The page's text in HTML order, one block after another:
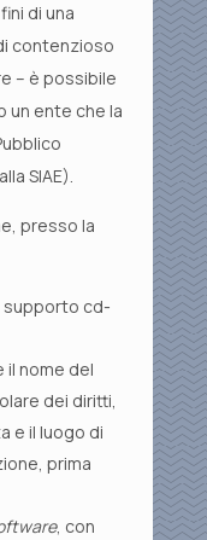
di una
contenzioso
– è possibile
un ente che la
SIAE).
presso la
supporto cd-
il nome del
dei diritti,
e il luogo di
prima
, con